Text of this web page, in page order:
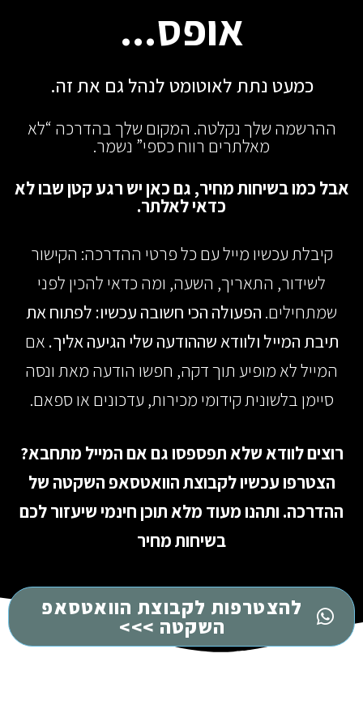
אופס...
כמעט נתת לאוטומט לנהל גם את זה.
ההרשמה שלך נקלטה. המקום שלך בהדרכה “לא
מאלתרים רווח כספי” נשמר.
אבל כמו בשיחות מחיר, גם כאן יש רגע קטן שבו לא
כדאי לאלתר.
קיבלת עכשיו מייל עם כל פרטי ההדרכה: הקישור
לשידור, התאריך, השעה, ומה כדאי להכין לפני
שמתחילים. הפעולה הכי חשובה עכשיו: לפתוח את
תיבת המייל ולוודא שההודעה שלי הגיעה אליך. אם
המייל לא מופיע תוך דקה, חפשו הודעה מאת ונסה
סיימן בלשונית קידומי מכירות, עדכונים או ספאם.
רוצים לוודא שלא תפספסו גם אם המייל מתחבא?
הצטרפו עכשיו לקבוצת הוואטסאפ השקטה של
ההדרכה. ותהנו מעוד מלא תוכן חינמי שיעזור לכם
בשיחות מחיר
להצטרפות לקבוצת הוואטסאפ
השקטה >>>